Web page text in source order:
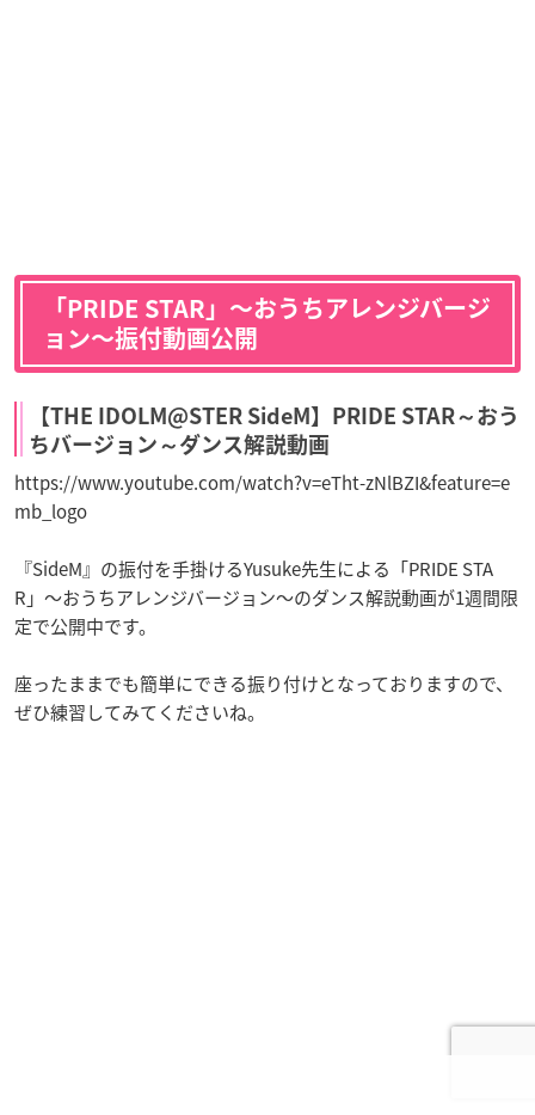
「PRIDE STAR」〜おうちアレンジバージ
ョン〜振付動画公開
【THE IDOLM@STER SideM】PRIDE STAR～おう
ちバージョン～ダンス解説動画
https://www.youtube.com/watch?v=eTht-zNlBZI&feature=e
mb_logo
『SideM』の振付を手掛けるYusuke先生による「PRIDE STA
R」～おうちアレンジバージョン～のダンス解説動画が1週間限
定で公開中です。
座ったままでも簡単にできる振り付けとなっておりますので、
ぜひ練習してみてくださいね。